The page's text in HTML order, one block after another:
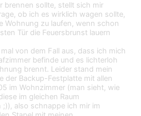
brennen sollte, stellt sich mir
ob ich es wirklich wagen sollte,
Wohnung zu laufen, wenn schon
Tür die Feuersbrunst lauern
von dem Fall aus, dass ich mich
befinde und es lichterloh
brennt. Leider stand mein
der Backup-Festplatte mit allen
im Wohnzimmer (man sieht, wie
im gleichen Raum
;)), also schnappe ich mir im